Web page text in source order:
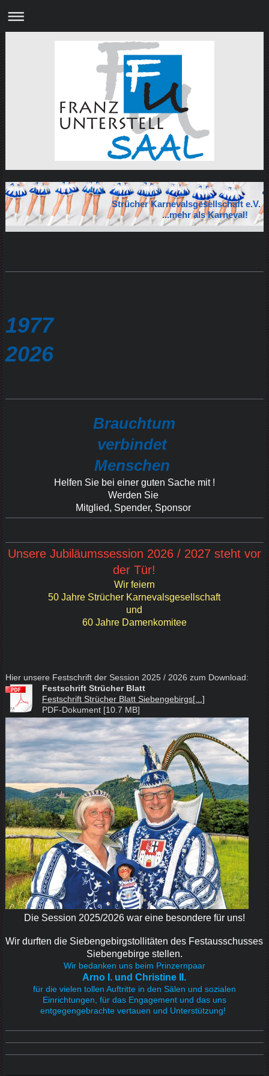
Strücher Karnevalsgesellschaft e.V.
...mehr als Karneval!
1977
2026
Brauchtum
verbindet
Menschen
Helfen Sie bei einer guten Sache mit !
Werden Sie
Mitglied, Spender, Sponsor
Unsere Jubiläumssession 2026 / 2027 steht vor
der Tür!
Wir feiern
50 Jahre Strücher Karnevalsgesellschaft
und
60 Jahre Damenkomitee
Hier unsere Festschrift der Session 2025 / 2026 zum Download:
Festschrift Strücher Blatt
Festschrift Strücher Blatt Siebengebirgs[...]
PDF-Dokument [10.7 MB]
Die Session 2025/2026 war eine besondere für uns!
Wir durften die Siebengebirgstollitäten des Festausschusses
Siebengebirge stellen.
Wir bedanken uns beim Prinzernpaar
Arno I. und Christine II.
für die vielen tollen Auftritte in den Sälen und sozialen
Einrichtungen, für das Engagement und das uns
entgegengebrachte vertauen und Unterstützung!